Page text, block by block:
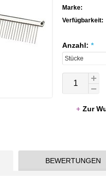
Marke:
Verfügbarkeit:
Anzahl: *
Zur
BEWERTUNGEN